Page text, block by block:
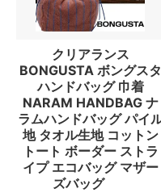
クリアランス
BONGUSTA ボングスタ
ハンドバッグ 巾着
NARAM HANDBAG ナ
ラムハンドバッグ パイ
地 タオル生地 コットン
トート ボーダー ストラ
イプ エコバッグ マザー
ズバッグ